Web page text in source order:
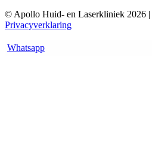
© Apollo Huid- en Laserkliniek 2026 |
Privacyverklaring
Whatsapp